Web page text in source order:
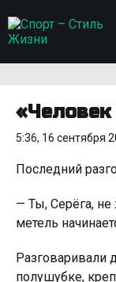
5:36, 16 сентября
Последний
— Ты, Серёга,
метель
Разговаривали
полушубке,